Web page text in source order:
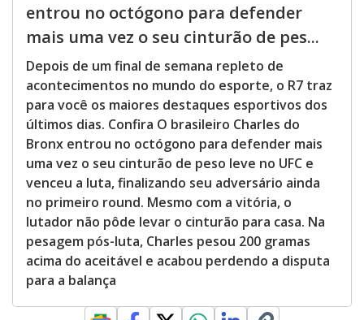
entrou no octógono para defender
mais uma vez o seu cinturão de pes...
Depois de um final de semana repleto de
acontecimentos no mundo do esporte, o R7 traz
para você os maiores destaques esportivos dos
últimos dias. Confira O brasileiro Charles do
Bronx entrou no octógono para defender mais
uma vez o seu cinturão de peso leve no UFC e
venceu a luta, finalizando seu adversário ainda
no primeiro round. Mesmo com a vitória, o
lutador não pôde levar o cinturão para casa. Na
pesagem pós-luta, Charles pesou 200 gramas
acima do aceitável e acabou perdendo a disputa
para a balança